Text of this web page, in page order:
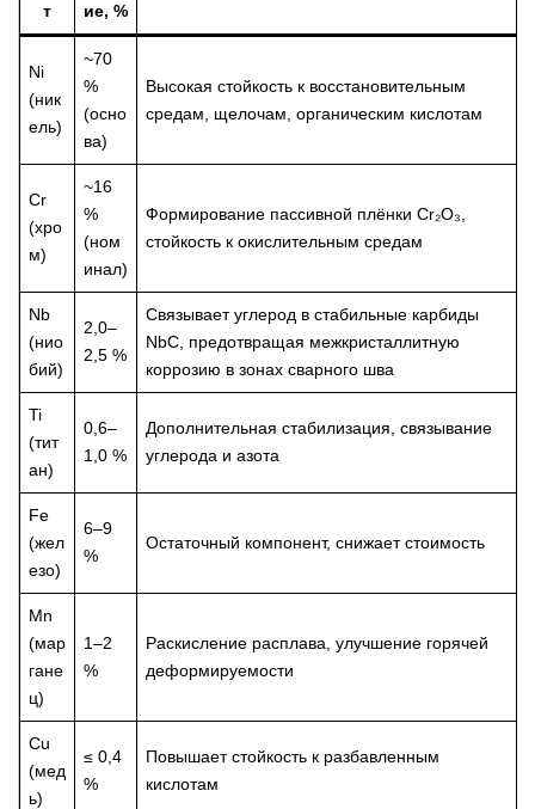
т
ие, %
Ni
(ник
ель)
~70
%
(осно
ва)
Высокая стойкость к восстановительным
средам, щелочам, органическим кислотам
Cr
(хро
м)
~16
%
(ном
инал)
Формирование пассивной плёнки Cr₂O₃,
стойкость к окислительным средам
Nb
(нио
бий)
2,0–
2,5 %
Связывает углерод в стабильные карбиды
NbC, предотвращая межкристаллитную
коррозию в зонах сварного шва
Ti
(тит
ан)
0,6–
1,0 %
Дополнительная стабилизация, связывание
углерода и азота
Fe
(жел
езо)
6–9
%
Остаточный компонент, снижает стоимость
Mn
(мар
гане
ц)
1–2
%
Раскисление расплава, улучшение горячей
деформируемости
Cu
(мед
ь)
≤ 0,4
%
Повышает стойкость к разбавленным
кислотам